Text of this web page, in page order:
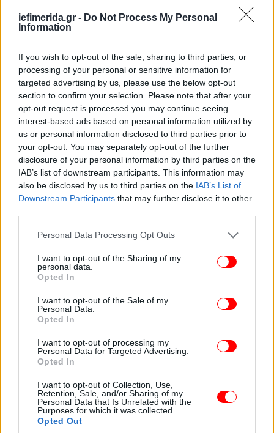
iefimerida.gr - Do Not Process My Personal
Information
If you wish to opt-out of the sale, sharing to third parties, or
processing of your personal or sensitive information for
targeted advertising by us, please use the below opt-out
section to confirm your selection. Please note that after your
opt-out request is processed you may continue seeing
interest-based ads based on personal information utilized by
us or personal information disclosed to third parties prior to
your opt-out. You may separately opt-out of the further
disclosure of your personal information by third parties on the
IAB’s list of downstream participants. This information may
also be disclosed by us to third parties on the IAB’s List of
Downstream Participants that may further disclose it to other
Please note that this website/app uses one or more Google
not limited to your visit or usage behaviour. You may click to
grant or deny consent to Google and its third-party tags to
use your data for below specified purposes in below Google
consent section.
Personal Data Processing Opt Outs
I want to opt-out of the Sharing of my
personal data.
Opted In
I want to opt-out of the Sale of my
Personal Data.
Opted In
I want to opt-out of processing my
Personal Data for Targeted Advertising.
Opted In
I want to opt-out of Collection, Use,
Retention, Sale, and/or Sharing of my
Personal Data that Is Unrelated with the
Purposes for which it was collected.
Opted Out
Ένταση στη δίκη για τη φωτιά στο Μάτι
Στο δικαστήριο προκλήθηκε ένταση όταν η
εισαγγελέας εξηγούσε τον νομικό χαρακτηρισμό
των πράξεων και τις διαφορές ανάμεσα στις εξ
αμελείας κατηγορίες και του ενδεχόμενου δόλου.
«Στη βαριά αμέλεια έχει η Δικαιοσύνη τον τρόπο να
γιατί θα καταστρέψεις την κατηγορία, θα ακυρωθεί
στα ανώτερα δικαστήρια και υπάρχει και το όριο
της παραγραφής».
Ακροατήριο: Να μείνετε στην Ιστορία σαν
εκείνους που αθώωσαν τον Κολοκοτρώνη. Όχι στη
Εισαγγελέας: Θέλω να είμαι η εισαγγελέας της
έδρας στο Μάτι. Μπορεί να γίνει δεκτό ότι κάποιοι
Ακροατήριο: Ναι, ναι, ναι. Είχαν νεκρούς και
τους απέκρυπταν, και δεν ξέρετε την απόσταση από
το Κόκκινο Λιμανάκι μέχρι το Λιμάνι της Ραφήνας